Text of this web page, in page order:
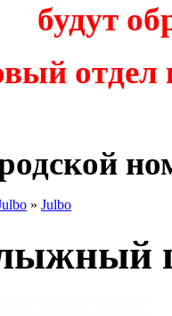
будут
» Julbo